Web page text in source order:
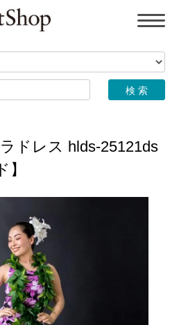
ドレス hlds-25121ds
】